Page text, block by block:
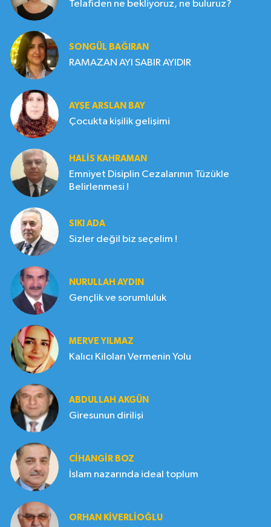
Telafiden ne bekliyoruz, ne buluruz?
SONGÜL BAĞIRAN
RAMAZAN AYI SABIR AYIDIR
AYŞE ARSLAN BAY
Çocukta kişilik gelişimi
HALIS KAHRAMAN
Emniyet Disiplin Cezalarının Tüzükle
Belirlenmesi !
SIKI ADA
Sizler değil biz seçelim !
NURULLAH AYDIN
Gençlik ve sorumluluk
MERVE YILMAZ
Kalıcı Kiloları Vermenin Yolu
ABDULLAH AKGÜN
Giresunun dirilişi
CIHANGIR BOZ
İslam nazarında ideal toplum
ORHAN KIVERLIOĞLU